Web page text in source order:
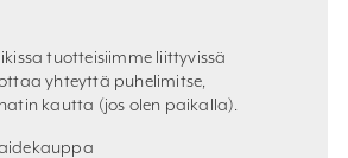
tuotteisiimme liittyvissä
yhteyttä puhelimitse,
kautta (jos olen paikalla).